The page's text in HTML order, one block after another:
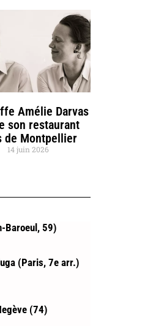
Amélie Darvas
son restaurant
de Montpellier
14 juin 2026
Baroeul, 59)
(Paris, 7e arr.)
(74)